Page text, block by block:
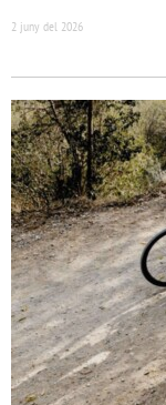
2 juny del 2026